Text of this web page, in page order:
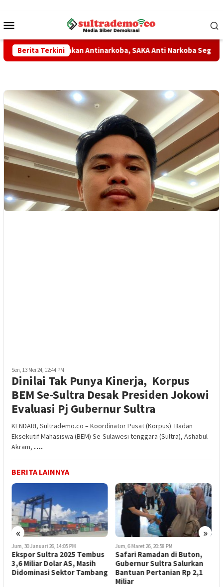
konten
Mobile
Berita Terkini
Gerakan Antinarkoba, SAKA Anti Narkoba Segera Dikukuhkan
Sen, 13 Mei 24, 12:44 PM
Dinilai Tak Punya Kinerja, Korpus
BEM Se-Sultra Desak Presiden Jokowi
Evaluasi Pj Gubernur Sultra
KENDARI, Sultrademo.co – Koordinator Pusat (Korpus) Badan
Eksekutif Mahasiswa (BEM) Se-Sulawesi tenggara (Sultra), Ashabul
Akram, ….
BERITA LAINNYA
« »
Jum, 30 Januari 26, 14:05 PM
Ekspor Sultra 2025 Tembus
3,6 Miliar Dolar AS, Masih
Didominasi Sektor Tambang
Jum, 6 Maret 26, 20:58 PM
Safari Ramadan di Buton,
Gubernur Sultra Salurkan
Bantuan Pertanian Rp 2,1
Miliar